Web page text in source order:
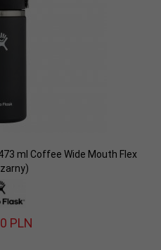
ml Coffee Wide Mouth Flex
PLN